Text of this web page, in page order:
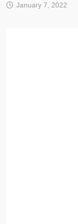
January 7, 2022